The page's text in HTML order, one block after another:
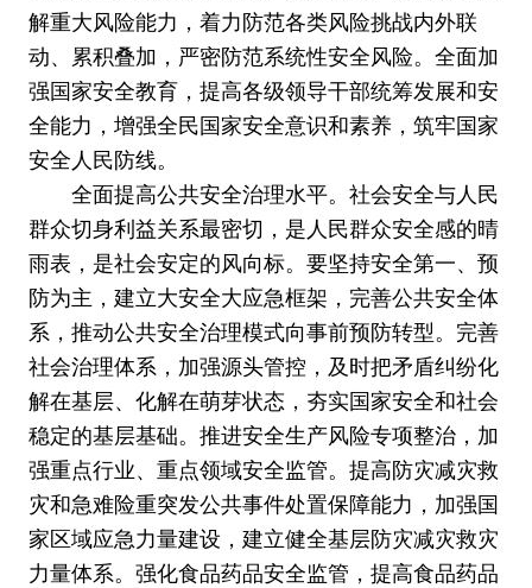
解重大风险能力，着力防范各类风险挑战内外联
动、累积叠加，严密防范系统性安全风险。全面加
强国家安全教育，提高各级领导干部统筹发展和安
全能力，增强全民国家安全意识和素养，筑牢国家
安全人民防线。
全面提高公共安全治理水平。社会安全与人民
群众切身利益关系最密切，是人民群众安全感的晴
雨表，是社会安定的风向标。要坚持安全第一、预
防为主，建立大安全大应急框架，完善公共安全体
系，推动公共安全治理模式向事前预防转型。完善
社会治理体系，加强源头管控，及时把矛盾纠纷化
解在基层、化解在萌芽状态，夯实国家安全和社会
稳定的基层基础。推进安全生产风险专项整治，加
强重点行业、重点领域安全监管。提高防灾减灾救
灾和急难险重突发公共事件处置保障能力，加强国
家区域应急力量建设，建立健全基层防灾减灾救灾
力量体系。强化食品药品安全监管，提高食品药品